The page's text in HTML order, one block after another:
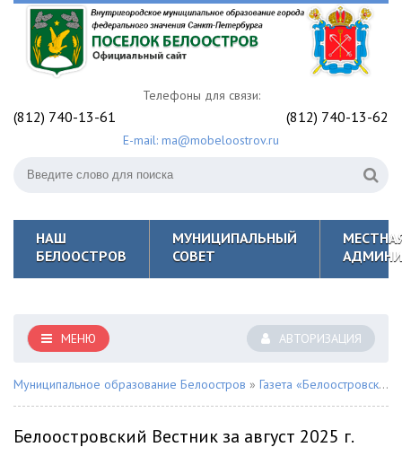
Телефоны для связи:
(812) 740-13-61 (812) 740-13-62
E-mail: ma@mobeloostrov.ru
НАШ
БЕЛООСТРОВ
МУНИЦИПАЛЬНЫЙ
СОВЕТ
АВТОРИЗАЦИЯ
МЕНЮ
Муниципальное образование Белоостров » Газета «Белоостровский Вестник»
Белоостровский Вестник за август 2025 г.